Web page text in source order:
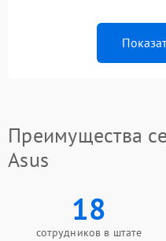
Преимущества
Asus
18
сотрудников в штате